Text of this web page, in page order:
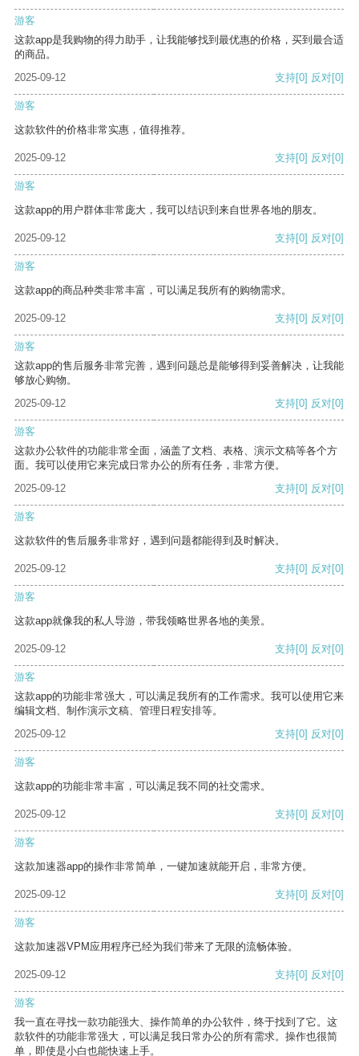
游客
这款app是我购物的得力助手，让我能够找到最优惠的价格，买到最合适
的商品。
2025-09-12
支持[0] 反对[0]
游客
这款软件的价格非常实惠，值得推荐。
2025-09-12 支持[0] 反对[0]
游客
这款app的用户群体非常庞大，我可以结识到来自世界各地的朋友。
2025-09-12 支持[0] 反对[0]
游客
这款app的商品种类非常丰富，可以满足我所有的购物需求。
2025-09-12 支持[0] 反对[0]
游客
这款app的售后服务非常完善，遇到问题总是能够得到妥善解决，让我能
够放心购物。
2025-09-12
支持[0] 反对[0]
游客
这款办公软件的功能非常全面，涵盖了文档、表格、演示文稿等各个方
面。我可以使用它来完成日常办公的所有任务，非常方便。
2025-09-12
支持[0] 反对[0]
游客
这款软件的售后服务非常好，遇到问题都能得到及时解决。
2025-09-12 支持[0] 反对[0]
游客
这款app就像我的私人导游，带我领略世界各地的美景。
2025-09-12 支持[0] 反对[0]
游客
这款app的功能非常强大，可以满足我所有的工作需求。我可以使用它来
编辑文档、制作演示文稿、管理日程安排等。
2025-09-12
支持[0] 反对[0]
游客
这款app的功能非常丰富，可以满足我不同的社交需求。
2025-09-12 支持[0] 反对[0]
游客
这款加速器app的操作非常简单，一键加速就能开启，非常方便。
2025-09-12 支持[0] 反对[0]
游客
这款加速器VPM应用程序已经为我们带来了无限的流畅体验。
2025-09-12 支持[0] 反对[0]
游客
我一直在寻找一款功能强大、操作简单的办公软件，终于找到了它。这
款软件的功能非常强大，可以满足我日常办公的所有需求。操作也很简
单，即使是小白也能快速上手。